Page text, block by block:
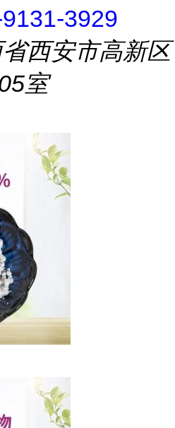
3929
西安市高新区
室